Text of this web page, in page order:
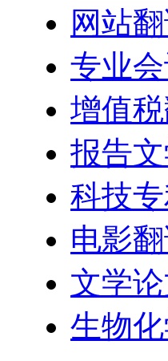
网站
专业
增值
报告
科技
电影
文学
生物